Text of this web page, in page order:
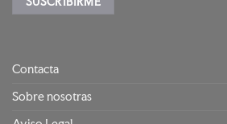
Contacta
Sobre nosotras